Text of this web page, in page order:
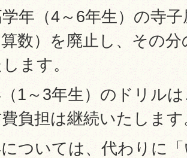
年（4～6年生）の寺
算数）を廃止し、その
ます。
1～3年生）のドリル
負担は継続いたします
ついては、代わりに